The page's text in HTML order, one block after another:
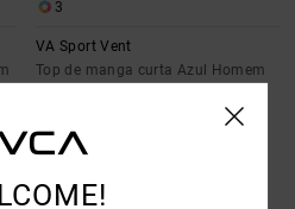
3
VA Sport Vent
Top de manga curta Azul Homem
€ 31,50
DUPLA PROMO 10% EXTRA